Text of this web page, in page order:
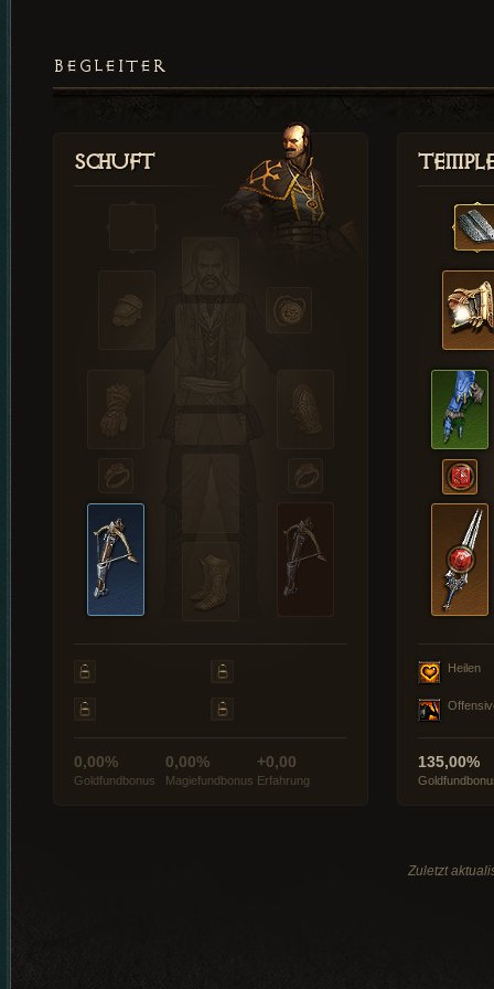
BEGLEITER
Schuft
0,00%
Goldfundbonus
0,00%
Magiefundbonus
+0,00
Erfahrung
Heilen
135,00%
Zuletzt